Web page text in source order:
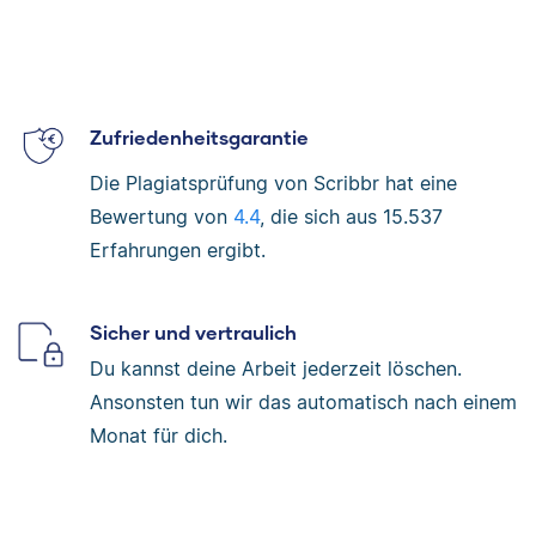
Zufriedenheitsgarantie
Die Plagiatsprüfung von Scribbr hat eine
Bewertung von 4.4, die sich aus 15.537
Erfahrungen ergibt.
Sicher und vertraulich
Du kannst deine Arbeit jederzeit löschen.
Ansonsten tun wir das automatisch nach einem
Monat für dich.